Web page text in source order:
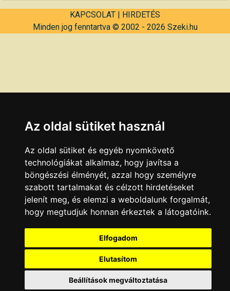
KAPCSOLAT | HIRDETÉS
Minden jog fenntartva © 2002 - 2026 Szeki.hu
Az oldal sütiket használ
Az oldal sütiket és egyéb nyomkövető
technológiákat alkalmaz, hogy javítsa a
böngészési élményét, azzal hogy személyre
szabott tartalmakat és célzott hirdetéseket
jelenít meg, és elemzi a weboldalunk forgalmát,
hogy megtudjuk honnan érkeztek a látogatóink.
Elfogadom
Elutasítom
Beállítások megváltoztatása